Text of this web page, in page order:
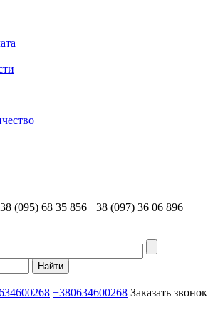
(095) 68 35 856 +38 (097) 36 06 896
+380634600268 Заказать звонок